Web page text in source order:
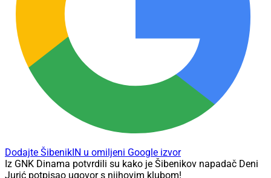
Dodajte ŠibenikIN u omiljeni Google izvor
Iz GNK Dinama potvrdili su kako je Šibenikov napadač Deni
Jurić potpisao ugovor s njihovim klubom!